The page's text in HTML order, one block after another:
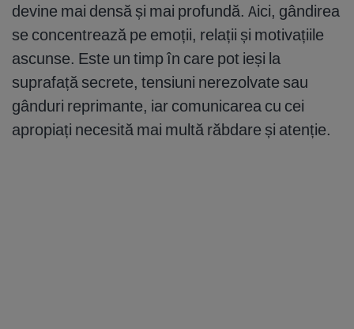
devine mai densă și mai profundă. Aici, gândirea
se concentrează pe emoții, relații și motivațiile
ascunse. Este un timp în care pot ieși la
suprafață secrete, tensiuni nerezolvate sau
gânduri reprimante, iar comunicarea cu cei
apropiați necesită mai multă răbdare și atenție.